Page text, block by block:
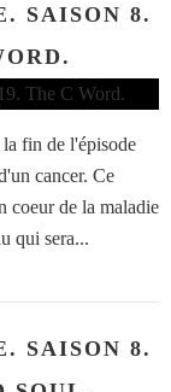
SAISON 8.
fin de l'épisode
cancer. Ce
coeur de la maladie
qui sera...
SAISON 8.